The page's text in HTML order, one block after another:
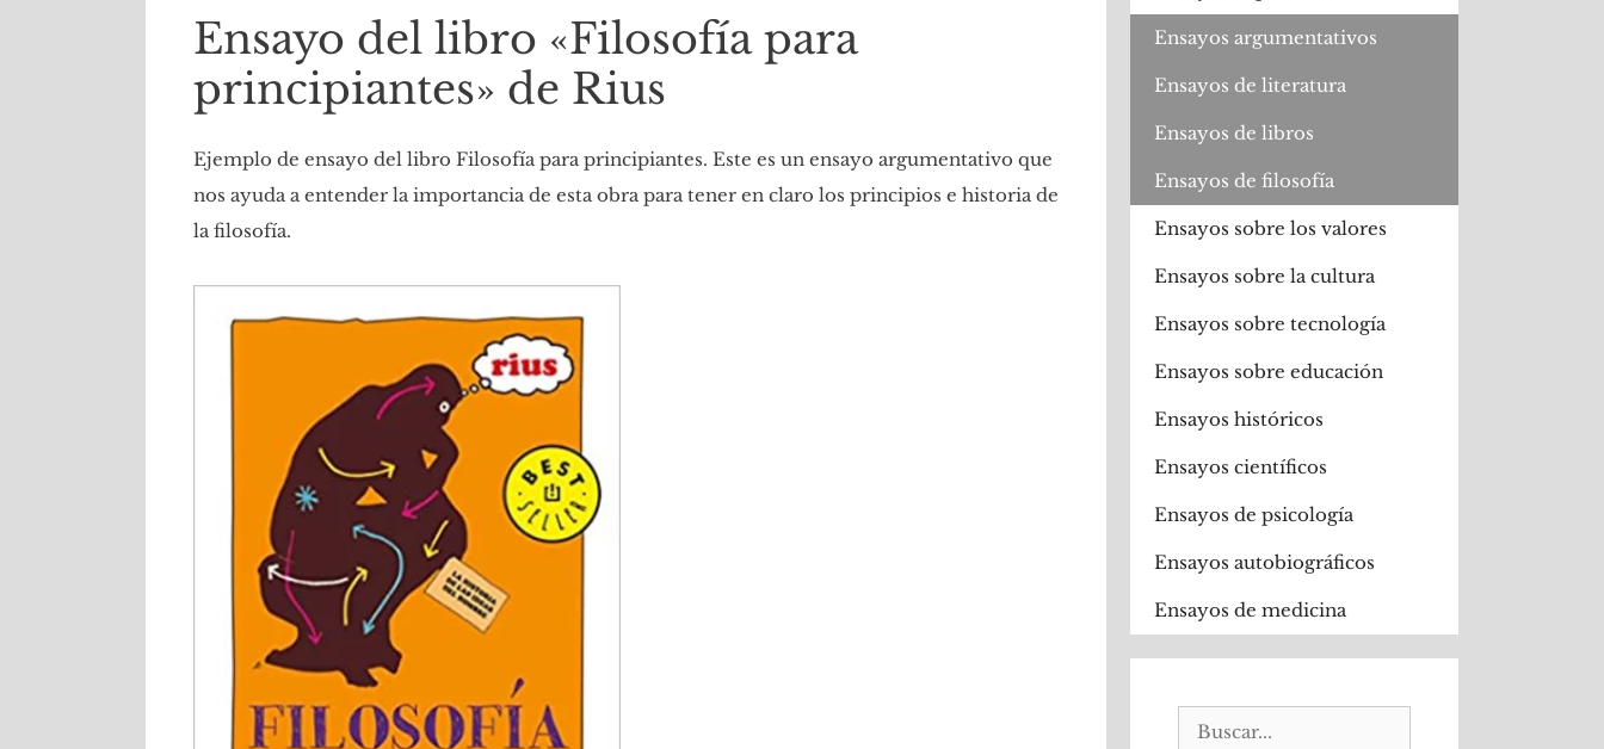
Ensayo del libro «Filosofía para
principiantes» de Rius
Ejemplo de ensayo del libro Filosofía para principiantes. Este es un ensayo argumentativo que
nos ayuda a entender la importancia de esta obra para tener en claro los principios e historia de
la filosofía.
Ensayos argumentativos
Ensayos de literatura
Ensayos de libros
Ensayos de filosofía
Ensayos sobre los valores
Ensayos sobre la cultura
Ensayos sobre tecnología
Ensayos sobre educación
Ensayos históricos
Ensayos científicos
Ensayos de psicología
Ensayos autobiográficos
Ensayos de medicina
Buscar: